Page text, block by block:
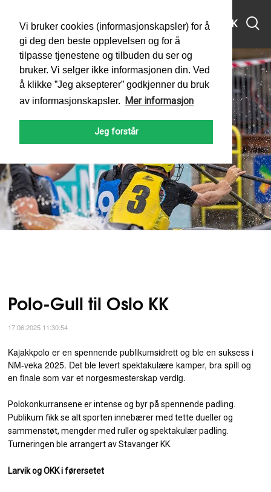
Vi bruker cookies (informasjonskapsler) for å
gi deg den beste opplevelsen og for å
tilpasse tjenestene og tilbuden du ser og
bruker. Vi selger ikke informasjonen din. Ved
å klikke ”Jeg aksepterer” godkjenner du bruk
av informasjonskapsler.
Mer informasjon
Jeg forstår
MENY SØK
Polo-Gull til Oslo KK
17.06.2025 11:30:54
Kajakkpolo er en spennende publikumsidrett og ble en suksess i
NM-veka 2025. Det ble levert spektakulære kamper, bra spill og
en finale som var et norgesmesterskap verdig.
Polokonkurransene er intense og byr på spennende padling.
Publikum fikk se alt sporten innebærer med tette dueller og
sammenstøt, mengder med ruller og spektakulær padling.
Turneringen ble arrangert av Stavanger KK.
Larvik og OKK i førersetet